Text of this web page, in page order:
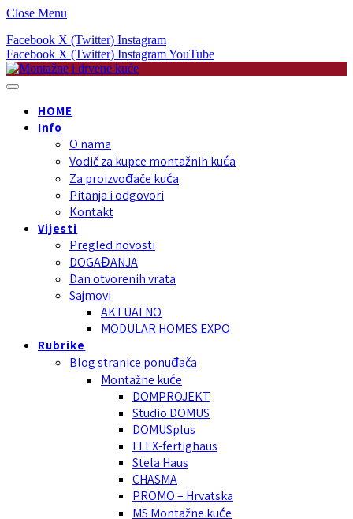
Close Menu
Facebook X (Twitter) Instagram
Facebook X (Twitter) InstagramYouTube
HOME
Info
O nama
Vodič za kupce montažnih kuća
Za proizvođače kuća
Pitanja i odgovori
Kontakt
Vijesti
Pregled novosti
DOGAĐANJA
Dan otvorenih vrata
Sajmovi
AKTUALNO
MODULAR HOMES EXPO
Rubrike
Blog stranice ponuđača
Montažne kuće
DOMPROJEKT
Studio DOMUS
DOMUSplus
FLEX-fertighaus
Stela Haus
CHASMA
PROMO – Hrvatska
MS Montažne kuće